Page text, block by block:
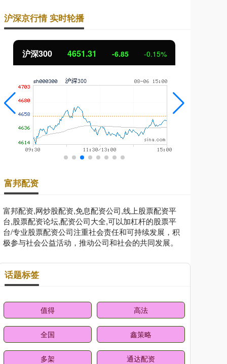
沪深京行情 实时轮播
北证50 1122.88 3.42 0.30%
富邦配资
富邦配资,网炒股配资,免息配资公司,线上股票配资平
台,股票配资论坛,配资公司大全,可以加杠杆的股票平
台/专业股票配资公司注重社会责任和可持续发展，积
极参与社会公益活动，推动公司和社会的共同发展。
话题标签
值得 高法
全国 鑫策略
多架 通达配资